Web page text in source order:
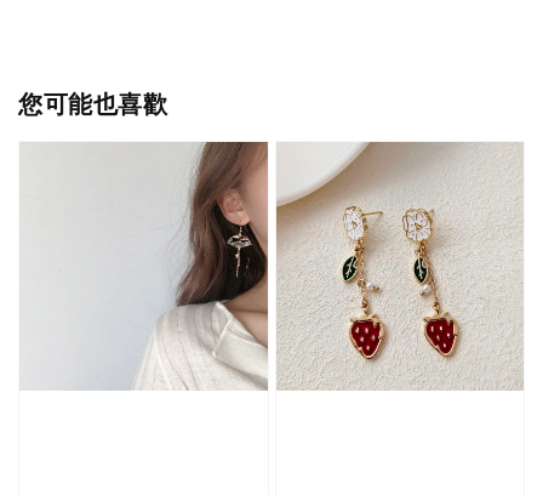
您可能也喜歡